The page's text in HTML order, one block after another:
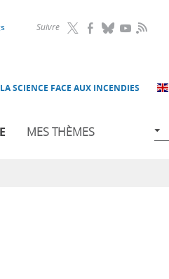
Suivre RSS
SCIENCE FACE AUX INCENDIES
MES THÈMES